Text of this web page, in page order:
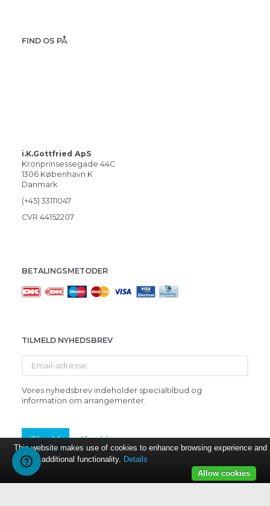
FIND OS PÅ
i.K.Gottfried ApS
Kronprinsessegade 44C
1306 København K
Danmark
(+45) 33111047
CVR 44152207
BETALINGSMETODER
TILMELD NYHEDSBREV
adresse
Vores nyhedsbrev indeholder specialtilbud og
information om arrangementer.
Tilmeld Afmeld
This website makes use of cookies to enhance browsing experience and
provide additional functionality. Details
Allow cookies